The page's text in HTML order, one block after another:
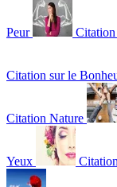
Peur
Citation sur le
Citation Nature
Yeux